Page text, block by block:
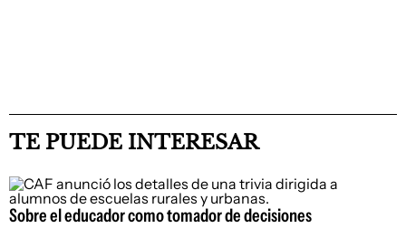
TE PUEDE INTERESAR
Sobre el educador como tomador de decisiones